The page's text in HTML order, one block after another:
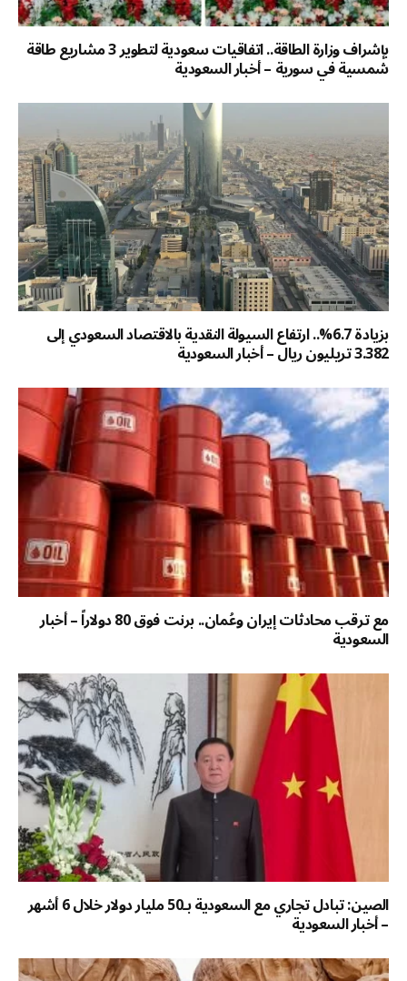
بإشراف وزارة الطاقة.. اتفاقيات سعودية لتطوير 3 مشاريع طاقة
شمسية في سورية – أخبار السعودية
بزيادة 6.7%.. ارتفاع السيولة النقدية بالاقتصاد السعودي إلى
3.382 تريليون ريال – أخبار السعودية
مع ترقب محادثات إيران وعُمان.. برنت فوق 80 دولاراً – أخبار
السعودية
الصين: تبادل تجاري مع السعودية بـ50 مليار دولار خلال 6 أشهر
– أخبار السعودية